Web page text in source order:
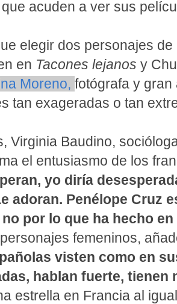
acuden a ver sus
elegir dos personajes
en Tacones lejanos y
Moreno, fotógrafa y gran
tan exageradas o tan
Virginia Baudino,
el entusiasmo de los
yo diría
adoran. Penélope Cruz
no por lo que ha hecho
femeninos,
visten como en
hablan fuerte,
estrella en Francia al